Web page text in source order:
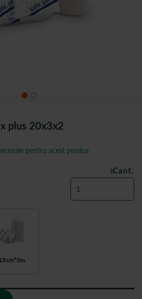
plus 20x3x2
ÎN STOC
pentru acest produs
Cant.